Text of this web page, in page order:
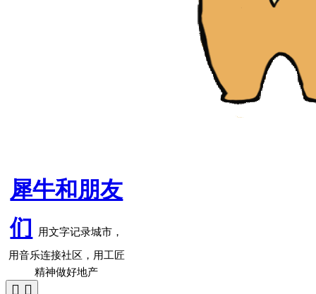
犀牛和朋友
们 用文字记录城市，
用音乐连接社区，用工匠
精神做好地产